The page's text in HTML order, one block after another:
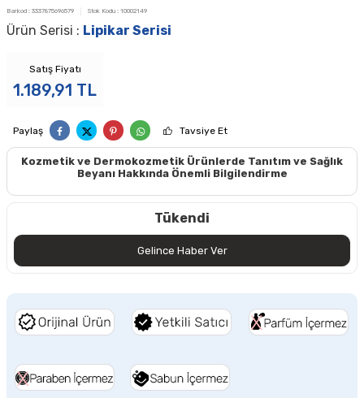
Barkod : 3337875696579 Stok Kodu : 10002149
Ürün Serisi : Lipikar Serisi
Satış Fiyatı
1.189,91 TL
Paylaş Tavsiye Et
Kozmetik ve Dermokozmetik Ürünlerde Tanıtım ve Sağlık
Beyanı Hakkında Önemli Bilgilendirme
Tükendi
Gelince Haber Ver